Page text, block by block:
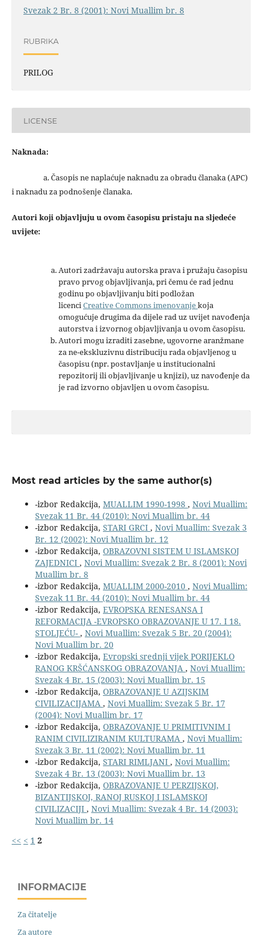
Svezak 2 Br. 8 (2001): Novi Muallim br. 8
RUBRIKA
PRILOG
LICENSE
Naknada:
a. Časopis ne naplaćuje naknadu za obradu članaka (APC)
i naknadu za podnošenje članaka.
Autori koji objavljuju u ovom časopisu pristaju na sljedeće
uvijete:
Autori zadržavaju autorska prava i pružaju časopisu
pravo prvog objavljivanja, pri čemu će rad jednu
godinu po objavljivanju biti podložan
licenciCreative Commons imenovanjekoja
omogućuje drugima da dijele rad uz uvijet navođenja
autorstva i izvornog objavljivanja u ovom časopisu.
Autori mogu izraditi zasebne, ugovorne aranžmane
za ne-ekskluzivnu distribuciju rada objavljenog u
časopisu (npr. postavljanje u institucionalni
repozitorij ili objavljivanje u knjizi), uz navođenje da
je rad izvorno objavljen u ovom časopisu.
Most read articles by the same author(s)
-izbor Redakcija, MUALLIM 1990-1998 , Novi Muallim:
Svezak 11 Br. 44 (2010): Novi Muallim br. 44
-izbor Redakcija, STARI GRCI , Novi Muallim: Svezak 3
Br. 12 (2002): Novi Muallim br. 12
-izbor Redakcija, OBRAZOVNI SISTEM U ISLAMSKOJ
ZAJEDNICI , Novi Muallim: Svezak 2 Br. 8 (2001): Novi
Muallim br. 8
-izbor Redakcija, MUALLIM 2000-2010 , Novi Muallim:
Svezak 11 Br. 44 (2010): Novi Muallim br. 44
-izbor Redakcija, EVROPSKA RENESANSA I
REFORMACIJA -EVROPSKO OBRAZOVANJE U 17. I 18.
STOLJEĆU- , Novi Muallim: Svezak 5 Br. 20 (2004):
Novi Muallim br. 20
-izbor Redakcija, Evropski srednji vijek PORIJEKLO
RANOG KRŠĆANSKOG OBRAZOVANJA , Novi Muallim:
Svezak 4 Br. 15 (2003): Novi Muallim br. 15
-izbor Redakcija, OBRAZOVANJE U AZIJSKIM
CIVILIZACIJAMA , Novi Muallim: Svezak 5 Br. 17
(2004): Novi Muallim br. 17
-izbor Redakcija, OBRAZOVANJE U PRIMITIVNIM I
RANIM CIVILIZIRANIM KULTURAMA , Novi Muallim:
Svezak 3 Br. 11 (2002): Novi Muallim br. 11
-izbor Redakcija, STARI RIMLJANI , Novi Muallim:
Svezak 4 Br. 13 (2003): Novi Muallim br. 13
-izbor Redakcija, OBRAZOVANJE U PERZIJSKOJ,
BIZANTIJSKOJ, RANOJ RUSKOJ I ISLAMSKOJ
CIVILIZACIJI , Novi Muallim: Svezak 4 Br. 14 (2003):
Novi Muallim br. 14
<< < 1 2
INFORMACIJE
Za čitatelje
Za autore